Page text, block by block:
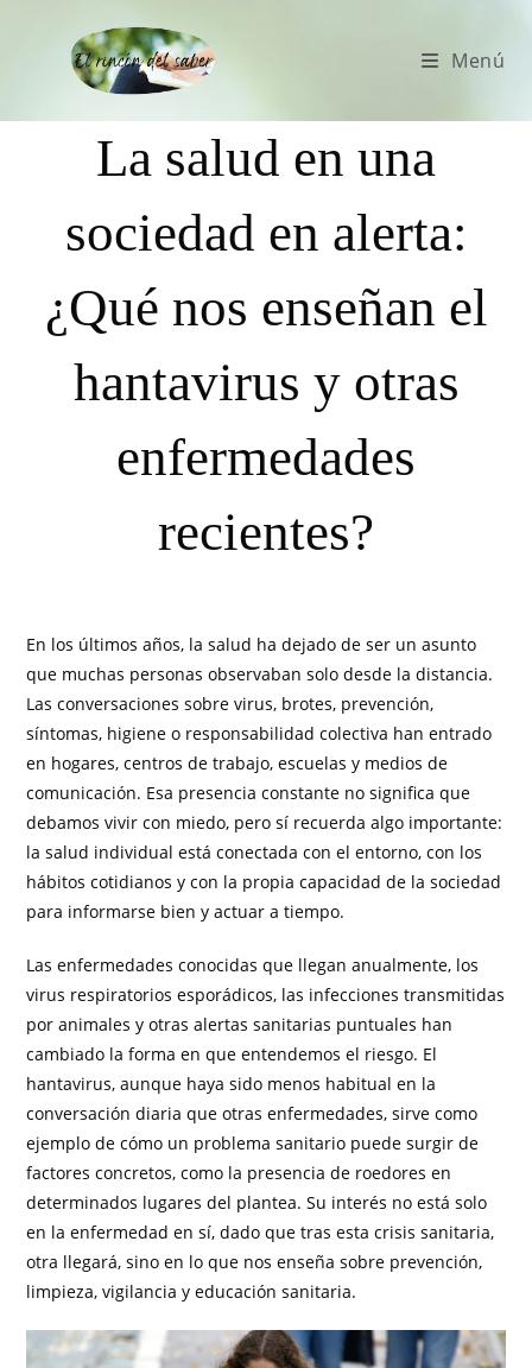
Menú
La salud en una
sociedad en alerta:
¿Qué nos enseñan el
hantavirus y otras
enfermedades
recientes?
En los últimos años, la salud ha dejado de ser un asunto
que muchas personas observaban solo desde la distancia.
Las conversaciones sobre virus, brotes, prevención,
síntomas, higiene o responsabilidad colectiva han entrado
en hogares, centros de trabajo, escuelas y medios de
comunicación. Esa presencia constante no significa que
debamos vivir con miedo, pero sí recuerda algo importante:
la salud individual está conectada con el entorno, con los
hábitos cotidianos y con la propia capacidad de la sociedad
para informarse bien y actuar a tiempo.
Las enfermedades conocidas que llegan anualmente, los
virus respiratorios esporádicos, las infecciones transmitidas
por animales y otras alertas sanitarias puntuales han
cambiado la forma en que entendemos el riesgo. El
hantavirus, aunque haya sido menos habitual en la
conversación diaria que otras enfermedades, sirve como
ejemplo de cómo un problema sanitario puede surgir de
factores concretos, como la presencia de roedores en
determinados lugares del plantea. Su interés no está solo
en la enfermedad en sí, dado que tras esta crisis sanitaria,
otra llegará, sino en lo que nos enseña sobre prevención,
limpieza, vigilancia y educación sanitaria.